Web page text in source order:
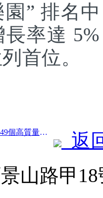
” 排名
長率達
首位。
前一篇：發改委發布第一批49個高質量戶外運動目的地名單
返
山路甲